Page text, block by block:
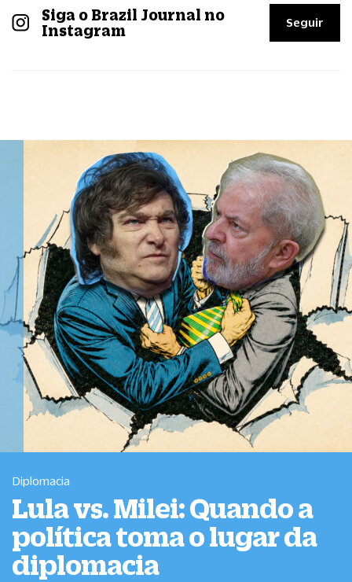
Siga o Brazil Journal no
Instagram
Seguir
Diplomacia
Lula vs. Milei: Quando a
política toma o lugar da
diplomacia